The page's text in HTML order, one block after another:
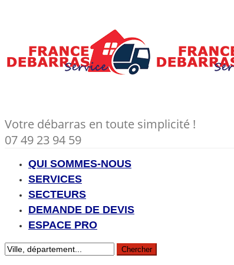
Votre débarras en toute simplicité !
07 49 23 94 59
QUI SOMMES-NOUS
SERVICES
SECTEURS
DEMANDE DE DEVIS
ESPACE PRO